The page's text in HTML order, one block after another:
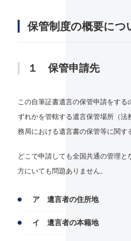
保管制度の概要につ
１ 保管申請先
この自筆証書遺言の保管申請をする
ずれかを管轄する遺言保管場所（法
務局における遺言書の保管等に関す
どこで申請しても全国共通の管理と
方にいても問題ありません。
ア 遺言者の住所地
イ 遺言者の本籍地